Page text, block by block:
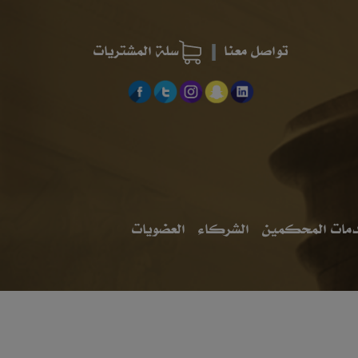
تواصل معنا سلة المشتريات
المحكمين الشركاء العضويات